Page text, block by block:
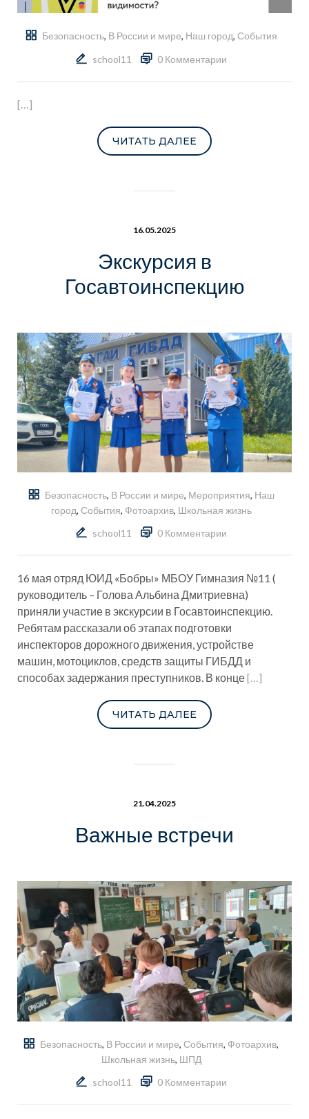
Безопасность, В России и мире, Наш город, События
school11
0 Комментарии
[…]
ЧИТАТЬ ДАЛЕЕ
16.05.2025
Экскурсия в
Госавтоинспекцию
Безопасность, В России и мире, Мероприятия, Наш
город, События, Фотоархив, Школьная жизнь
school11
0 Комментарии
16 мая отряд ЮИД «Бобры» МБОУ Гимназия №11 (
руководитель – Голова Альбина Дмитриевна)
приняли участие в экскурсии в Госавтоинспекцию.
Ребятам рассказали об этапах подготовки
инспекторов дорожного движения, устройстве
машин, мотоциклов, средств защиты ГИБДД и
способах задержания преступников. В конце[…]
ЧИТАТЬ ДАЛЕЕ
21.04.2025
Важные встречи
Безопасность, В России и мире, События, Фотоархив,
Школьная жизнь, ШПД
school11
0 Комментарии